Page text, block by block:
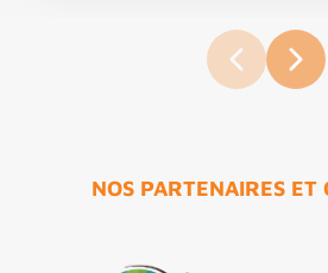
NOS PARTENAIRES ET